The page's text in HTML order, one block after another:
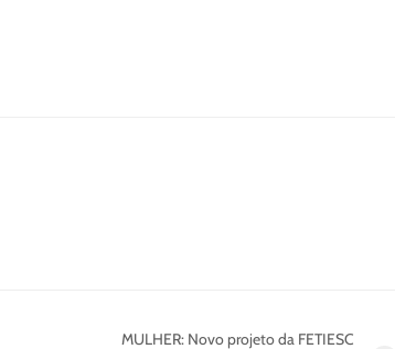
MULHER: Novo projeto da FETIESC